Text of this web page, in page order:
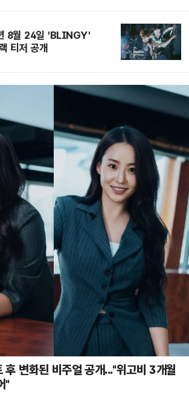
8월 24일 'BLINGY'
티저 공개
후 변화된 비주얼 공개..."위고비 3개월
"